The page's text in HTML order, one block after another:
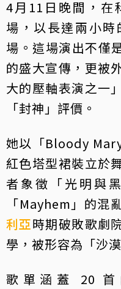
4月11日晚間，在
場，以長達兩小
場。這場演出不僅
的盛大宣傳，更被
大的壓軸表演之一
「封神」評價。
她以「Bloody
紅色塔型裙裝立於
者象徵「光明與
「Mayhem」的混
利亞時期破敗歌劇
學，被形容為「沙
歌單涵蓋 20